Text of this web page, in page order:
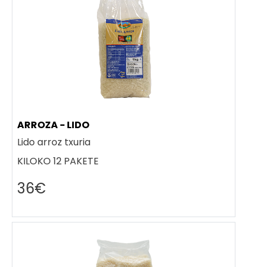
ARROZA - LIDO
Lido arroz txuria
KILOKO 12 PAKETE
36€